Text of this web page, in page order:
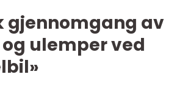
gjennomgang av
ulemper ved